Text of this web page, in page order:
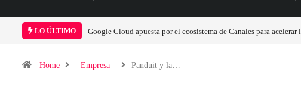
LO ÚLTIMO
acelerar la era agéntica en PerúLas causas del impulso al alza en el precio de las placas base
Home Empresa Panduit y la…